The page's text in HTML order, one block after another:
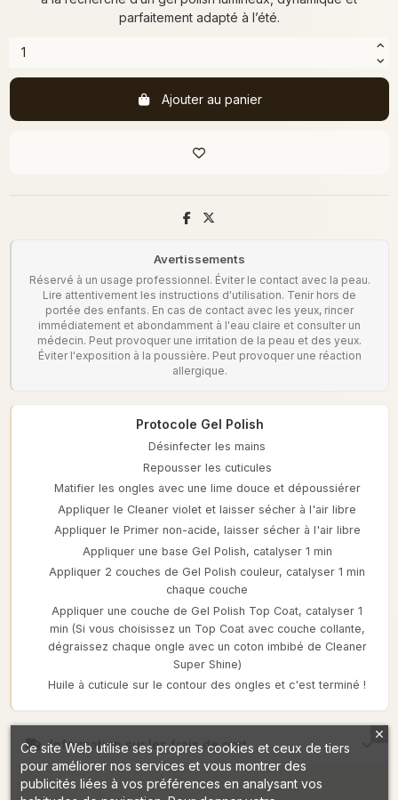
parfaitement adapté à l’été.
Ajouter au panier
Avertissements
Réservé à un usage professionnel. Éviter le contact avec la peau.
Lire attentivement les instructions d'utilisation. Tenir hors de
portée des enfants. En cas de contact avec les yeux, rincer
immédiatement et abondamment à l'eau claire et consulter un
médecin. Peut provoquer une irritation de la peau et des yeux.
Éviter l'exposition à la poussière. Peut provoquer une réaction
allergique.
Protocole Gel Polish
Désinfecter les mains
Repousser les cuticules
Matifier les ongles avec une lime douce et dépoussiérer
Appliquer le Cleaner violet et laisser sécher à l'air libre
Appliquer le Primer non-acide, laisser sécher à l'air libre
Appliquer une base Gel Polish, catalyser 1 min
Appliquer 2 couches de Gel Polish couleur, catalyser 1 min
chaque couche
Appliquer une couche de Gel Polish Top Coat, catalyser 1
min (Si vous choisissez un Top Coat avec couche collante,
dégraissez chaque ongle avec un coton imbibé de Cleaner
Super Shine)
Huile à cuticule sur le contour des ongles et c'est terminé !
Information sur les frais de port
Ce site Web utilise ses propres cookies et ceux de tiers
pour améliorer nos services et vous montrer des
publicités liées à vos préférences en analysant vos